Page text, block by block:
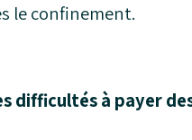
le confinement.
difficultés à payer